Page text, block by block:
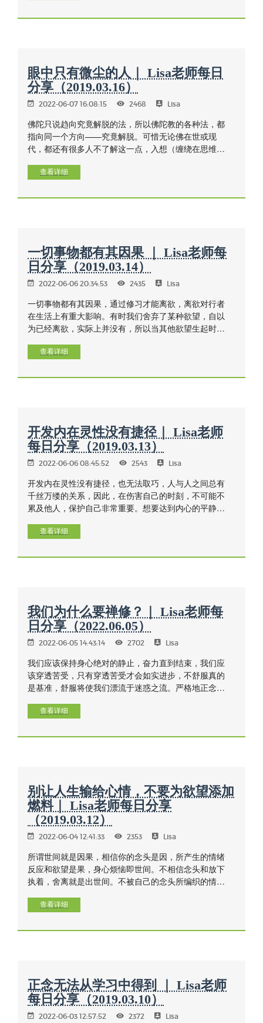
明！
眼中只有微尘的人｜ Lisa老师每日
分享（2019.03.16）
2022-06-07 16:08:15 2468 Lisa
佛陀只说趋向究竟解脱的法，所以佛陀教的各种法，都
指向同一个方向——究竟解脱。可惜无论佛在世或现
代，都还有很多人不了解这一点，入想（缠绕在思维
是指思想的止息，感受的止息，止息就是让三种贪爱：
得以止息。
查看详细
一切事物都有其因果 ｜ Lisa老师每
日分享（2019.03.14）
2022-06-06 20:34:53 2435 Lisa
一切事物都有其因果，通过修习才能离欲，离欲对行者
在生活上有重大影响。有时我们舍弃了某种欲望，自以
为已经离欲，实际上并没有，所以当其他欲望生起时，
在内观禅上，当所有欲望的燃料耗尽时，才会熄灭。
查看详细
开发内在灵性没有捷径｜ Lisa老师
每日分享（2019.03.13）
2022-06-06 08:45:52 2543 Lisa
开发内在灵性没有捷径，也无法取巧，人与人之间总有
千丝万缕的关系，因此，在伤害自己的时刻，不可能不
累及他人，保护自己非常重要。想要达到内心的平静，
间。查看详细
我们为什么要禅修？｜ Lisa老师每
日分享（2022.06.05）
2022-06-05 14:43:14 2702 Lisa
我们应该保持身心绝对的静止，奋力直到结束，我们应
该穿透苦受，只有穿透苦受才会如实进步，不舒服真的
是基准，舒服将使我们漂流于迷惑之流。严格地正念于
得一分。
查看详细
别让人生输给心情，不要为欲望添加
燃料｜ Lisa老师每日分享
（2019.03.12）
2022-06-04 12:41:33 2353 Lisa
所谓世间就是因果，相信你的念头是因，所产生的情绪
反应和欲望是果，身心烦恼即世间。不相信念头和放下
执着，舍离就是出世间。不被自己的念头所编织的情境
个果查看详细
正念无法从学习中得到 ｜ Lisa老师
每日分享（2019.03.10）
2022-06-03 12:57:52 2372 Lisa